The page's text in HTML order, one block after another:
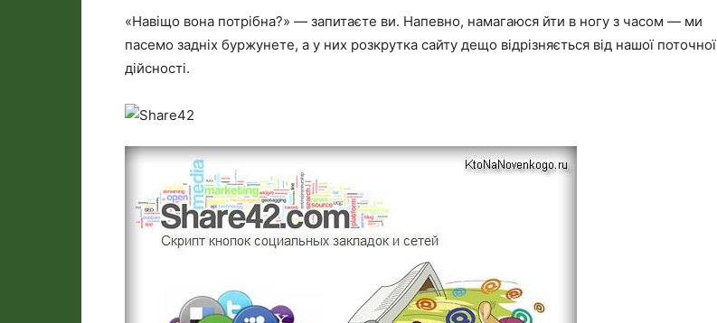
«Навіщо вона потрібна?» — запитаєте ви. Напевно, намагаюся йти в ногу з часом — ми
пасемо задніх буржунете, а у них розкрутка сайту дещо відрізняється від нашої поточної
дійсності.